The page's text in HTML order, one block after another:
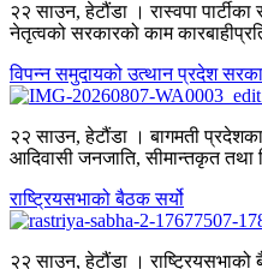
२२ साउन, हेटौंडा । रास्वपा
नेतृत्वको सरकारको काम
विपन्न समुदायको उत्थान प्रदेश
२२ साउन, हेटौंडा । बागमती प्रदेशका
आदिवासी जनजाति, सीमान्तकृत तथा
राष्ट्रियसभाको बैठक सर्यो
२२ साउन, हेटौंडा ।